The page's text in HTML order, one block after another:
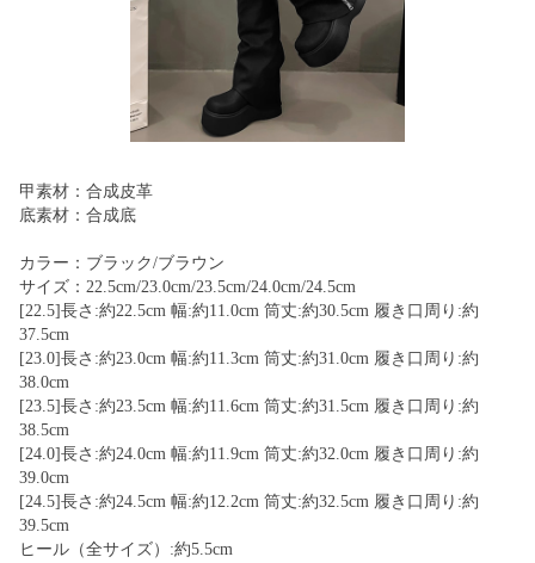
甲素材：合成皮革
底素材：合成底
カラー：ブラック/ブラウン
サイズ：22.5cm/23.0cm/23.5cm/24.0cm/24.5cm
[22.5]長さ:約22.5cm 幅:約11.0cm 筒丈:約30.5cm 履き口周り:約
37.5cm
[23.0]長さ:約23.0cm 幅:約11.3cm 筒丈:約31.0cm 履き口周り:約
38.0cm
[23.5]長さ:約23.5cm 幅:約11.6cm 筒丈:約31.5cm 履き口周り:約
38.5cm
[24.0]長さ:約24.0cm 幅:約11.9cm 筒丈:約32.0cm 履き口周り:約
39.0cm
[24.5]長さ:約24.5cm 幅:約12.2cm 筒丈:約32.5cm 履き口周り:約
39.5cm
ヒール（全サイズ）:約5.5cm